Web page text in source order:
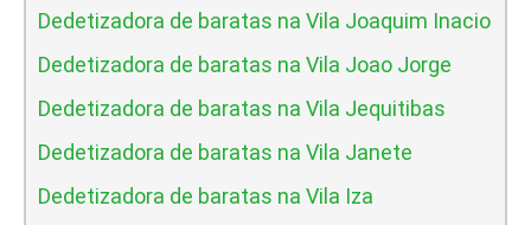
Dedetizadora de baratas na Vila Joaquim Inacio
Dedetizadora de baratas na Vila Joao Jorge
Dedetizadora de baratas na Vila Jequitibas
Dedetizadora de baratas na Vila Janete
Dedetizadora de baratas na Vila Iza